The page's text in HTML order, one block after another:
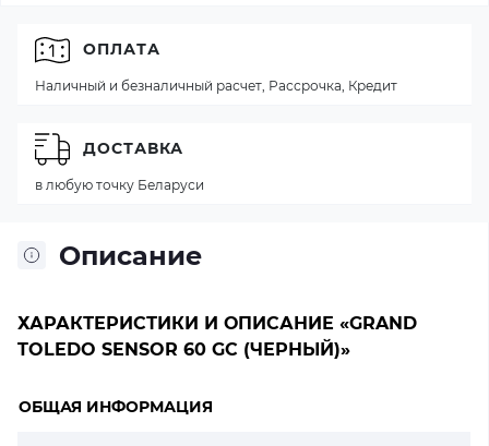
Описание
ХАРАКТЕРИСТИКИ И ОПИСАНИЕ «GRAND
TOLEDO SENSOR 60 GC (ЧЕРНЫЙ)»
ОБЩАЯ ИНФОРМАЦИЯ
ОПЛАТА
Наличный и безналичный расчет, Рассрочка, Кредит
ДОСТАВКА
в любую точку Беларуси